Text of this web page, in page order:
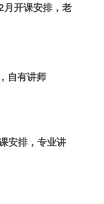
月开课安排，老
自有讲师
安排，专业讲